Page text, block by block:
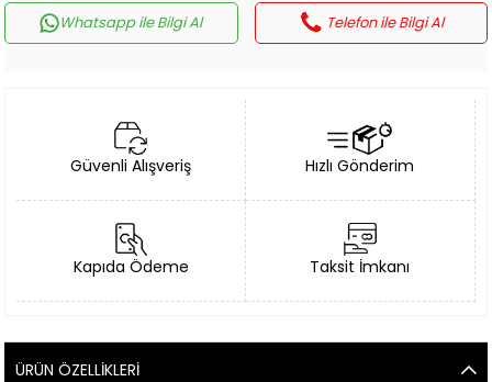
Whatsapp ile Bilgi Al Telefon ile Bilgi Al
Güvenli Alışveriş Hızlı Gönderim
Kapıda Ödeme Taksit İmkanı
ÜRÜN ÖZELLIKLERI